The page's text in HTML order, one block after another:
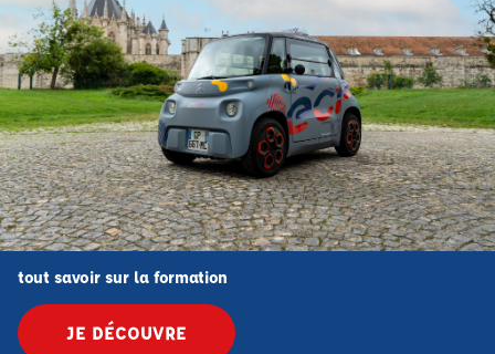
tout savoir sur la formation
JE DÉCOUVRE